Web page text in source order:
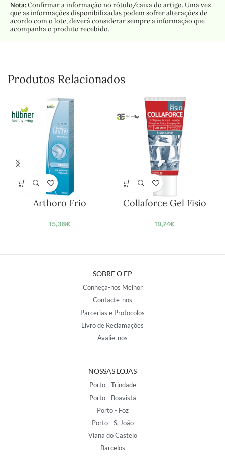
Nota:Confirmar a informação no rótulo/caixa do artigo. Uma vez
que as informações disponibilizadas podem sofrer alterações de
acordo com o lote, deverá considerar sempre a informação que
acompanha o produto recebido.
Produtos Relacionados
Arthoro Frio
15,38€
Collaforce Gel Fisio
19,74€
SOBRE O EP
Conheça-nos Melhor
Contacte-nos
Parcerias e Protocolos
Livro de Reclamações
Avalie-nos
NOSSAS LOJAS
Porto - Trindade
Porto - Boavista
Porto - Foz
Porto - S. João
Viana do Castelo
Barcelos